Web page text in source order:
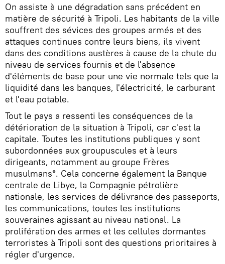
On assiste à une dégradation sans précédent en
matière de sécurité à Tripoli. Les habitants de la ville
souffrent des sévices des groupes armés et des
attaques continues contre leurs biens, ils vivent
dans des conditions austères à cause de la chute du
niveau de services fournis et de l'absence
d'éléments de base pour une vie normale tels que la
liquidité dans les banques, l'électricité, le carburant
et l'eau potable.
Tout le pays a ressenti les conséquences de la
détérioration de la situation à Tripoli, car c'est la
capitale. Toutes les institutions publiques y sont
subordonnées aux groupuscules et à leurs
dirigeants, notamment au groupe Frères
musulmans*. Cela concerne également la Banque
centrale de Libye, la Compagnie pétrolière
nationale, les services de délivrance des passeports,
les communications, toutes les institutions
souveraines agissant au niveau national. La
prolifération des armes et les cellules dormantes
terroristes à Tripoli sont des questions prioritaires à
régler d'urgence.